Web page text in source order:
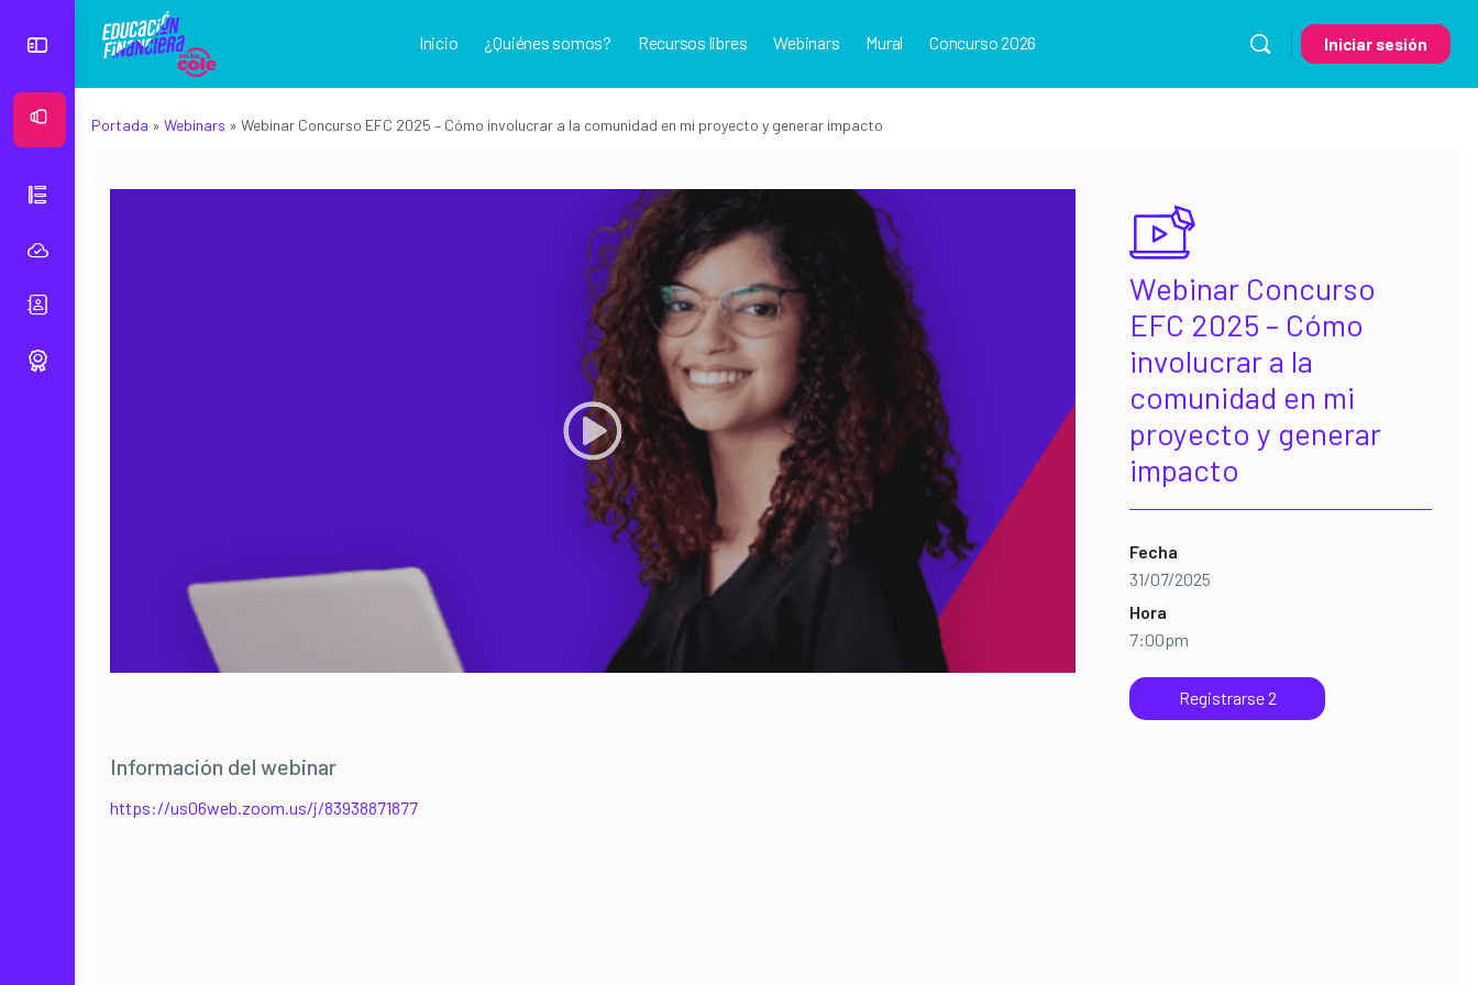
Ver Mural
Inicio ¿Quiénes somos? Recursos libres Webinars Mural Concurso 2026 Iniciar sesión
Portada » Webinars » Webinar Concurso EFC 2025 – Cómo involucrar a la comunidad en mi proyecto y generar impacto
Webinar Concurso
EFC 2025 – Cómo
involucrar a la
comunidad en mi
proyecto y generar
impacto
Fecha
31/07/2025
Hora
7:00pm
Registrarse 2
Información del webinar
https://us06web.zoom.us/j/83938871877